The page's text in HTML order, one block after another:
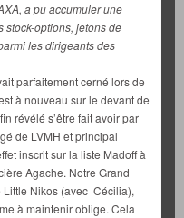
a pu accumuler une
stock-options, jetons de
les dirigeants des
parfaitement cerné lors de
à nouveau sur le devant de
révélé s’être fait avoir par
de LVMH et principal
inscrit sur la liste Madoff à
Agache. Notre Grand
Little Nikos (avec Cécilia),
à maintenir oblige. Cela